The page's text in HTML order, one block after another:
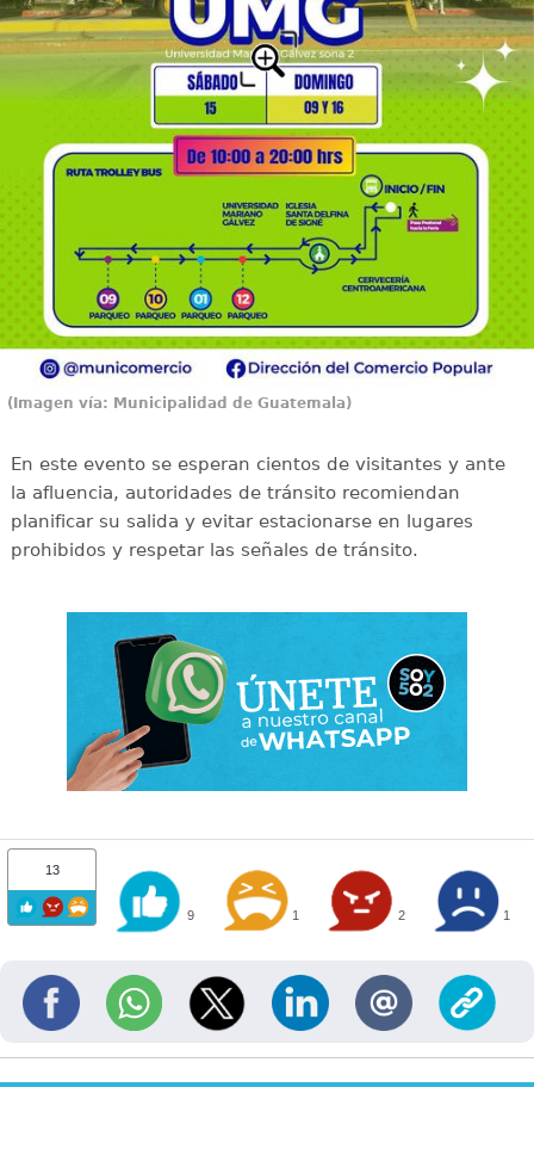
(Imagen vía: Municipalidad de Guatemala)
En este evento se esperan cientos de visitantes y ante
la afluencia, autoridades de tránsito recomiendan
planificar su salida y evitar estacionarse en lugares
prohibidos y respetar las señales de tránsito.
13
9 1 2 1